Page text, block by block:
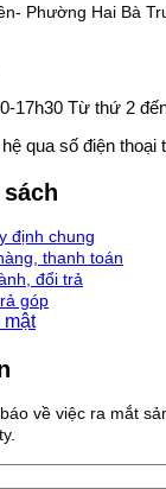
Phường Hai Bà
17h30 Từ thứ 2
qua số điện
định chung
thanh toán
đổi trả
góp
mật
về việc ra mắt